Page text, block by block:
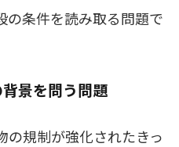
の条件を読み取る問題で
景を問う問題
の規制が強化されたきっ